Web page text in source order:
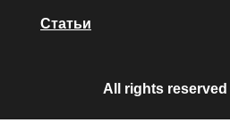
Статьи
All rights reserved